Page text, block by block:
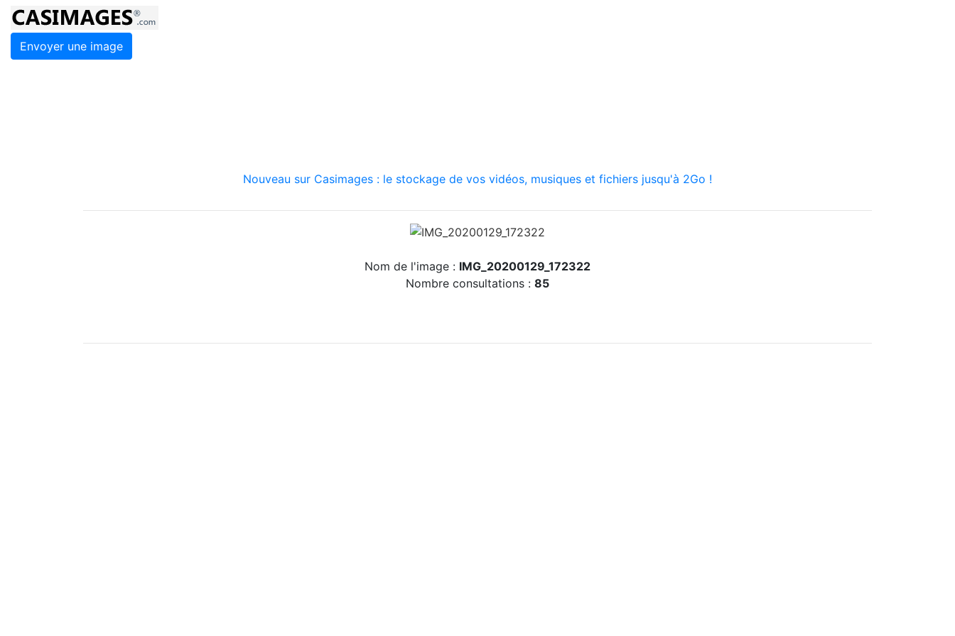
Envoyer une image
Nouveau sur Casimages : le stockage de vos vidéos, musiques et fichiers jusqu'à 2Go !
Nom de l'image : IMG_20200129_172322
Nombre consultations : 85